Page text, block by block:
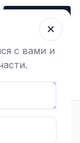
Заказать звонок
большая,
×
с вами и